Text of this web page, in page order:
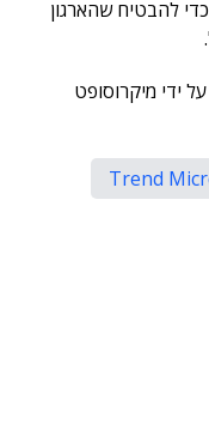
להבטיח שהארגון
ידי מיקרוסופט
Trend